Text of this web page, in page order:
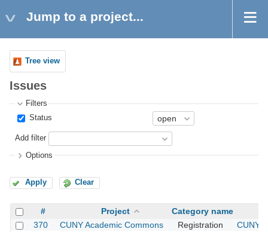
Jump to a project...
Tree view
Issues
Filters
Status
Add filter
Options
Apply Clear
# Project
Category name
370
CUNY Academic Commons Registration CUNY